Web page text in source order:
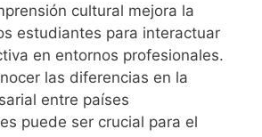
cultural mejora la
estudiantes para interactuar
en entornos profesionales.
las diferencias en la
entre países
puede ser crucial para el